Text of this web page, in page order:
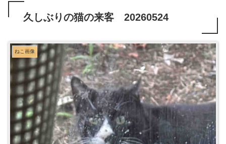
久しぶりの猫の来客 20260524
ねこ画像